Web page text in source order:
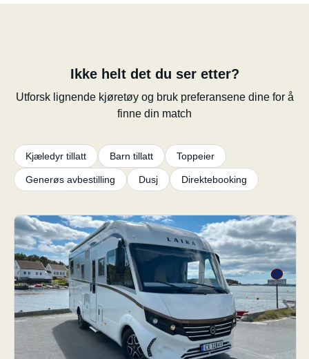
Ikke helt det du ser etter?
Utforsk lignende kjøretøy og bruk preferansene dine for å
finne din match
Kjæledyr tillatt Barn tillatt Toppeier
Generøs avbestilling Dusj Direktebooking